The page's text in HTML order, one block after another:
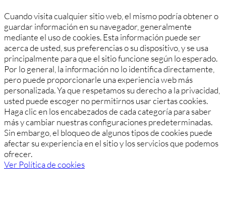
Cuando visita cualquier sitio web, el mismo podría obtener o
guardar información en su navegador, generalmente
mediante el uso de cookies. Esta información puede ser
acerca de usted, sus preferencias o su dispositivo, y se usa
principalmente para que el sitio funcione según lo esperado.
Por lo general, la información no lo identifica directamente,
pero puede proporcionarle una experiencia web más
personalizada. Ya que respetamos su derecho a la privacidad,
usted puede escoger no permitirnos usar ciertas cookies.
Haga clic en los encabezados de cada categoría para saber
más y cambiar nuestras configuraciones predeterminadas.
Sin embargo, el bloqueo de algunos tipos de cookies puede
afectar su experiencia en el sitio y los servicios que podemos
ofrecer.
Ver Política de cookies